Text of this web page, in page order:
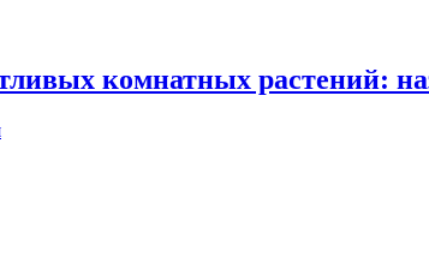
комнатных растений: